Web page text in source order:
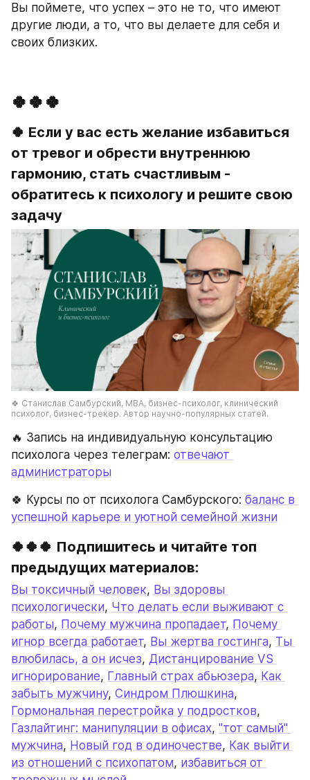
Вы поймете, что успех – это не то, что имеют
другие люди, а то, что вы делаете для себя и
своих близких.
🍀🍀🍀
🍀 Если у вас есть желание избавиться
от тревог и обрести внутреннюю
гармонию, стать счастливым -
обратитесь к психологу и решите свою
задачу
🍀 Станислав Самбурский, МВА, бизнес-психолог, клинический
психолог, бизнес-трекер. Автор научно-популярных статей.
🔥 Запись на индивидуальную консультацию
психолога через телеграм: отвечают
администраторы
🍀 Курсы по от психолога Самбурского: баланс в
успешной карьере и уютной семейной жизни
🍀🍀🍀 Подпишитесь и читайте топ
предыдущих материалов:
Вы токсичный человек, Вы здоровы
психологически, Что делать если выживают с
работы, Почему мужчина пропадает, Почему
игнор всегда работает, Вы жертва гостинга, Ты
влюбилась, а он исчез, Дистанцирование VS
игнорирование, Главный страх абьюзера, Как
забыть мужчину, Синдром Плюшкина
Гормональная перестройка у подростков
Газлайтинг: манипуляции в офисах, "тот самый"
мужчина, Новый год в одиночестве, Как выйти
из отношений с психопатом, избавиться от